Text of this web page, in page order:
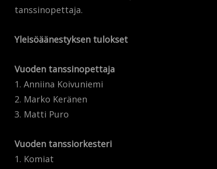
tanssinopettaja.
Yleisöäänestyksen tulokset
Vuoden tanssinopettaja
1. Anniina Koivuniemi
2. Marko Keränen
3. Matti Puro
Vuoden tanssiorkesteri
1. Komiat